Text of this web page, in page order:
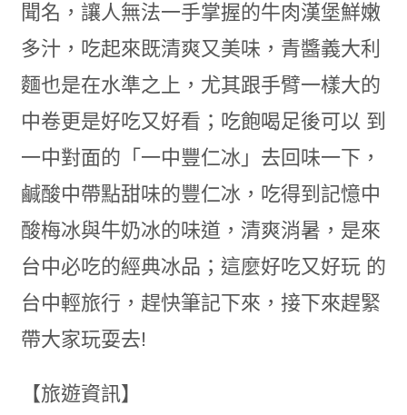
聞名，讓人無法一手掌握的牛肉漢堡鮮嫩
多汁，吃起來既清爽又美味，青醬義大利
麵也是在水準之上，尤其跟手臂一樣大的
中卷更是好吃又好看；吃飽喝足後可以 到
一中對面的「一中豐仁冰」去回味一下，
鹹酸中帶點甜味的豐仁冰，吃得到記憶中
酸梅冰與牛奶冰的味道，清爽消暑，是來
台中必吃的經典冰品；這麼好吃又好玩 的
台中輕旅行，趕快筆記下來，接下來趕緊
帶大家玩耍去!
【旅遊資訊】